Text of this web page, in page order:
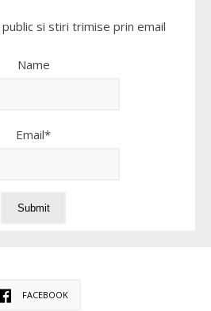
si stiri trimise prin email
Name
Email*
FACEBOOK